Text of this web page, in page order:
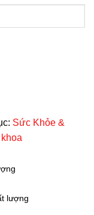
Sức Khỏe &
lượng